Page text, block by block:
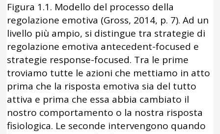
Figura 1.1. Modello del processo della
regolazione emotiva (Gross, 2014, p. 7). Ad un
livello più ampio, si distingue tra strategie di
regolazione emotiva antecedent-focused e
strategie response-focused. Tra le prime
troviamo tutte le azioni che mettiamo in atto
prima che la risposta emotiva sia del tutto
attiva e prima che essa abbia cambiato il
nostro comportamento o la nostra risposta
fisiologica. Le seconde intervengono quando